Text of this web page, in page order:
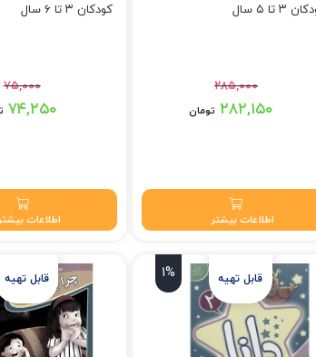
۳ تا ۵ سال
۲۸۵,۰۰۰
۲۸۵,۰۰۰ تومان بود.۲۸۲,۱۵۰ تومان
اطلاعات بیشتر
کودکان ۳ تا ۶ سال
۷۵,۰۰۰
قیمت اصلی: ۷۵,۰۰۰ تومان بود.۷۴,۲۵۰
اطلاعات بیشتر
1%